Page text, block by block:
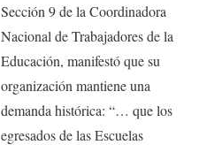
Sección 9 de la Coordinadora
Nacional de Trabajadores de la
Educación, manifestó que su
organización mantiene una
demanda histórica: “… que los
egresados de las Escuelas